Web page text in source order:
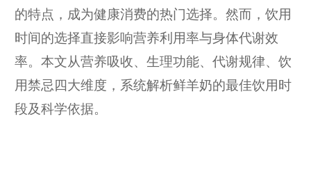
的特点，成为健康消费的热门选择。然而，饮用
时间的选择直接影响营养利用率与身体代谢效
率。本文从营养吸收、生理功能、代谢规律、饮
用禁忌四大维度，系统解析鲜羊奶的最佳饮用时
段及科学依据。